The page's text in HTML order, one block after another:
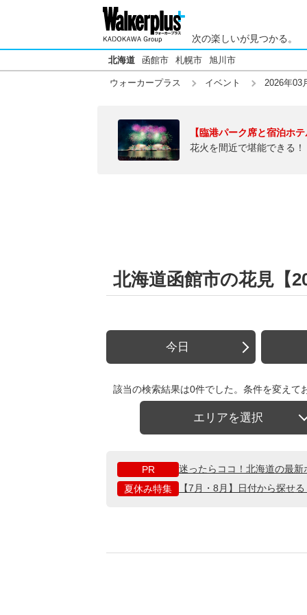
次の楽しいが見つかる。
北海道 函館市 札幌市 旭川市
ウォーカープラス イベント 2026年03
【臨港パーク席と宿泊ホ
花火を間近で堪能できる
北海道函館市の花見【
今日
該当の検索結果は0件でした。条件を変えて
エリアを選択
PR
迷ったらココ！北海道の最
夏休み特集
【7月・8月】日付から探せ